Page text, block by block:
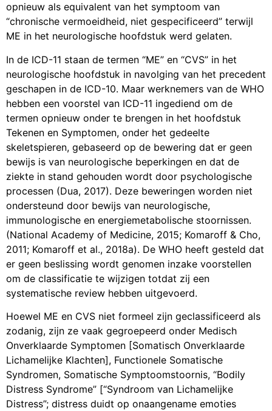
opnieuw als equivalent van het symptoom van
“chronische vermoeidheid, niet gespecificeerd” terwijl
ME in het neurologische hoofdstuk werd gelaten.
In de ICD-11 staan de termen “ME” en “CVS” in het
neurologische hoofdstuk in navolging van het precedent
geschapen in de ICD-10. Maar werknemers van de WHO
hebben een voorstel van ICD-11 ingediend om de
termen opnieuw onder te brengen in het hoofdstuk
Tekenen en Symptomen, onder het gedeelte
skeletspieren, gebaseerd op de bewering dat er geen
bewijs is van neurologische beperkingen en dat de
ziekte in stand gehouden wordt door psychologische
processen (Dua, 2017). Deze beweringen worden niet
ondersteund door bewijs van neurologische,
immunologische en energiemetabolische stoornissen.
(National Academy of Medicine, 2015; Komaroff & Cho,
2011; Komaroff et al., 2018a). De WHO heeft gesteld dat
er geen beslissing wordt genomen inzake voorstellen
om de classificatie te wijzigen totdat zij een
systematische review hebben uitgevoerd.
Hoewel ME en CVS niet formeel zijn geclassificeerd als
zodanig, zijn ze vaak gegroepeerd onder Medisch
Onverklaarde Symptomen [Somatisch Onverklaarde
Lichamelijke Klachten], Functionele Somatische
Syndromen, Somatische Symptoomstoornis, “Bodily
Distress Syndrome” [“Syndroom van Lichamelijke
Distress”; distress duidt op onaangename emoties